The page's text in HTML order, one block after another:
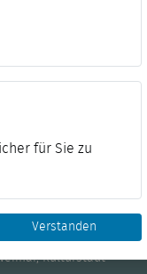
für Sie zu
Verstanden
Kulturstadt